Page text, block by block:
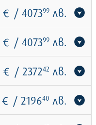
€ / 407399лв.
€ / 407399лв.
€ / 237242 лв.
€ / 219640 лв.